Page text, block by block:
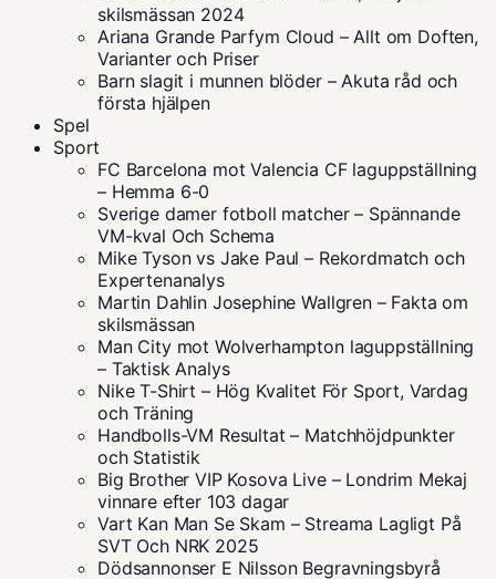
skilsmässan 2024
Ariana Grande Parfym Cloud – Allt om Doften,
Varianter och Priser
Barn slagit i munnen blöder – Akuta råd och
första hjälpen
Spel
Sport
FC Barcelona mot Valencia CF laguppställning
– Hemma 6-0
Sverige damer fotboll matcher – Spännande
VM-kval Och Schema
Mike Tyson vs Jake Paul – Rekordmatch och
Expertenanalys
Martin Dahlin Josephine Wallgren – Fakta om
skilsmässan
Man City mot Wolverhampton laguppställning
– Taktisk Analys
Nike T-Shirt – Hög Kvalitet För Sport, Vardag
och Träning
Handbolls-VM Resultat – Matchhöjdpunkter
och Statistik
Big Brother VIP Kosova Live – Londrim Mekaj
vinnare efter 103 dagar
Vart Kan Man Se Skam – Streama Lagligt På
SVT Och NRK 2025
Dödsannonser E Nilsson Begravningsbyrå